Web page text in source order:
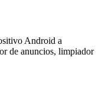
Android a
de anuncios, limpiador